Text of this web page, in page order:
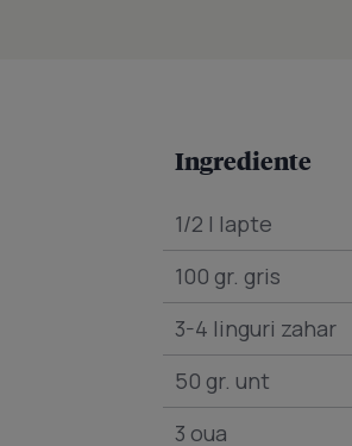
Ingrediente
1/2 l lapte
100 gr. gris
3-4 linguri zahar
50 gr. unt
3 oua